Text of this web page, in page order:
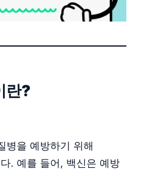
란?
병을 예방하기 위해
. 예를 들어, 백신은 예방